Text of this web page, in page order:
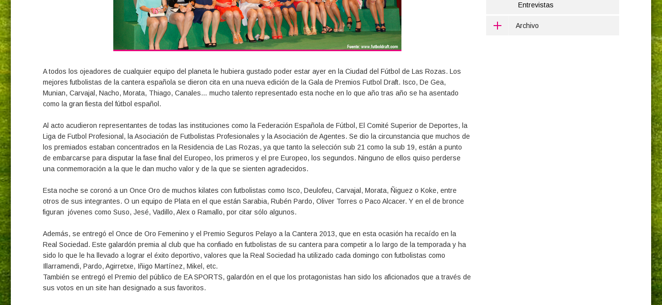
A todos los ojeadores de cualquier equipo del planeta le hubiera gustado poder estar ayer en la Ciudad del Fútbol de Las Rozas. Los
mejores futbolistas de la cantera española se dieron cita en una nueva edición de la Gala de Premios Futbol Draft. Isco, De Gea,
Munian, Carvajal, Nacho, Morata, Thiago, Canales… mucho talento representado esta noche en lo que año tras año se ha asentado
como la gran fiesta del fútbol español.
Al acto acudieron representantes de todas las instituciones como la Federación Española de Fútbol, El Comité Superior de Deportes, la
Liga de Futbol Profesional, la Asociación de Futbolistas Profesionales y la Asociación de Agentes. Se dio la circunstancia que muchos de
los premiados estaban concentrados en la Residencia de Las Rozas, ya que tanto la selección sub 21 como la sub 19, están a punto
de embarcarse para disputar la fase final del Europeo, los primeros y el pre Europeo, los segundos. Ninguno de ellos quiso perderse
una conmemoración a la que le dan mucho valor y de la que se sienten agradecidos.
Esta noche se coronó a un Once Oro de muchos kilates con futbolistas como Isco, Deulofeu, Carvajal, Morata, Ñiguez o Koke, entre
otros de sus integrantes. O un equipo de Plata en el que están Sarabia, Rubén Pardo, Oliver Torres o Paco Alcacer. Y en el de bronce
figuran jóvenes como Suso, Jesé, Vadillo, Alex o Ramallo, por citar sólo algunos.
Además, se entregó el Once de Oro Femenino y el Premio Seguros Pelayo a la Cantera 2013, que en esta ocasión ha recaído en la
Real Sociedad. Este galardón premia al club que ha confiado en futbolistas de su cantera para competir a lo largo de la temporada y ha
sido lo que le ha llevado a lograr el éxito deportivo, valores que la Real Sociedad ha utilizado cada domingo con futbolistas como
Illarramendi, Pardo, Agirretxe, Iñigo Martínez, Mikel, etc.
También se entregó el Premio del público de EA SPORTS, galardón en el que los protagonistas han sido los aficionados que a través de
sus votos en un site han designado a sus favoritos.
Entrevistas
Archivo